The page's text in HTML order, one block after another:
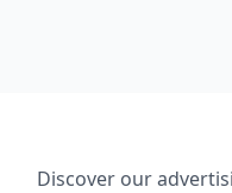
Discover our